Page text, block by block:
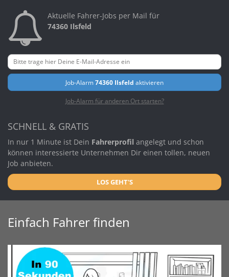
Aktuelle Fahrer-Jobs per Mail für
74360 Ilsfeld
Job-Alarm74360 Ilsfeld aktivieren
Job-Alarm für anderen Ort starten?
SCHNELL & GRATIS
In nur 1 Minute ist Dein Fahrerprofil angelegt und schon
können interessierte Unternehmen Dir einen tollen, neuen
Job anbieten.
LOS GEHT'S
Einfach Fahrer finden